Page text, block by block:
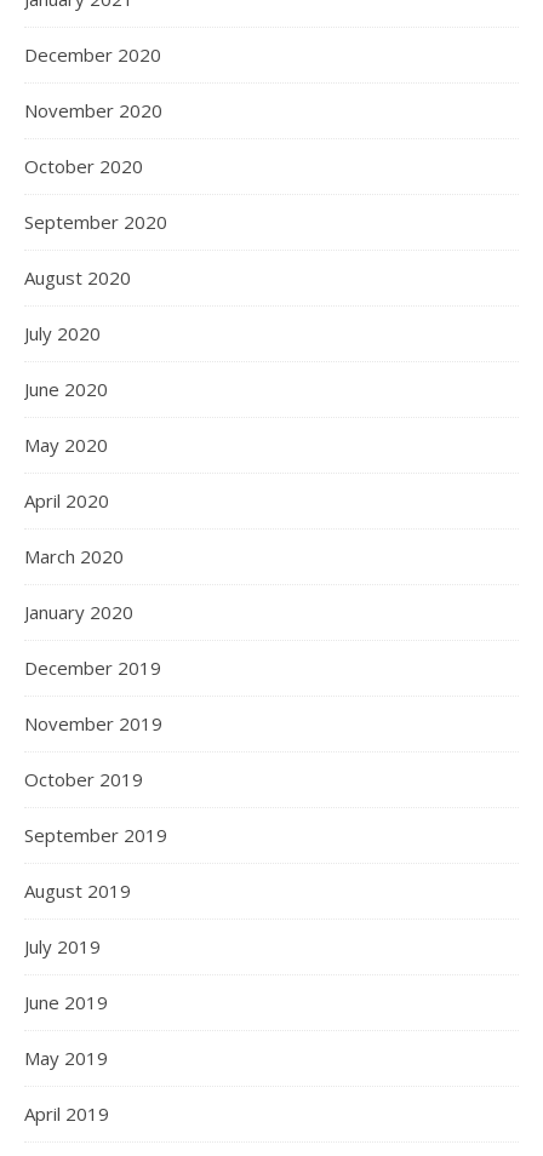
December 2020
November 2020
October 2020
September 2020
August 2020
July 2020
June 2020
May 2020
April 2020
March 2020
January 2020
December 2019
November 2019
October 2019
September 2019
August 2019
July 2019
June 2019
May 2019
April 2019